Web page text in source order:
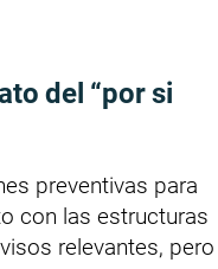
del “por si
preventivas para
con las estructuras
relevantes, pero